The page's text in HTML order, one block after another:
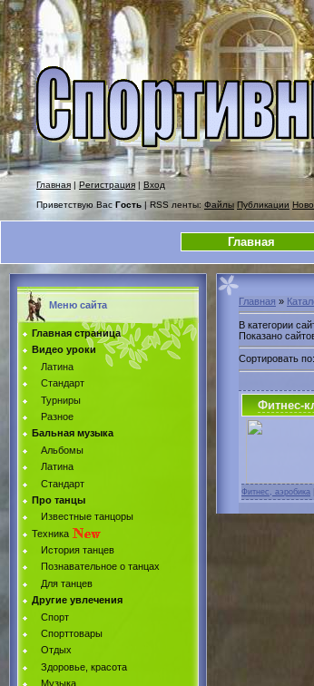
Главная | Регистрация | Вход
Приветствую Вас Гость | RSS ленты: Файлы Публикации
Главная
Меню сайта
Главная страница
Видео уроки
Латина
Стандарт
Турниры
Разное
Бальная музыка
Альбомы
Латина
Стандарт
Про танцы
Известные танцоры
Техника
История танцев
Познавательное о танцах
Для танцев
Другие увлечения
Спорт
Спорттовары
Отдых
Здоровье, красота
Музыка
Главная »
В категории
Показано
Сортировать по:
Фитнес-
Фитнес, аэробика